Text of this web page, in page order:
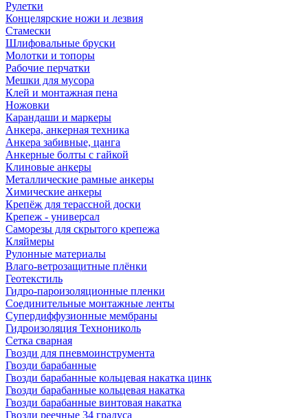
Рулетки
Концелярские ножи и лезвия
Стамески
Шлифовальные бруски
Молотки и топоры
Рабочие перчатки
Мешки для мусора
Клей и монтажная пена
Ножовки
Карандаши и маркеры
Анкера, анкерная техника
Анкера забивные, цанга
Анкерные болты с гайкой
Клиновые анкеры
Металлические рамные анкеры
Химические анкеры
Крепёж для терассной доски
Крепеж - универсал
Саморезы для скрытого крепежа
Кляймеры
Рулонные материалы
Влаго-ветрозащитные плёнки
Геотекстиль
Гидро-пароизоляционные пленки
Соединительные монтажные ленты
Супердиффузионные мембраны
Гидроизоляция Технониколь
Сетка сварная
Гвозди для пневмоинструмента
Гвозди барабанные
Гвозди барабанные кольцевая накатка цинк
Гвозди барабанные кольцевая накатка
Гвозди барабанные винтовая накатка
Гвозди реечные 34 градуса